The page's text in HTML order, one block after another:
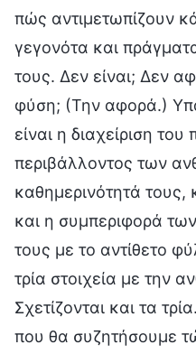
πώς αντιμετωπίζουν
γεγονότα και
τους. Δεν είναι; Δεν
φύση; (Την αφορά.)
είναι η διαχείριση
περιβάλλοντος των
καθημερινότητά
και η συμπεριφορά
τους με το αντίθετο
τρία στοιχεία με την
Σχετίζονται και τα
που θα συζητήσουμε